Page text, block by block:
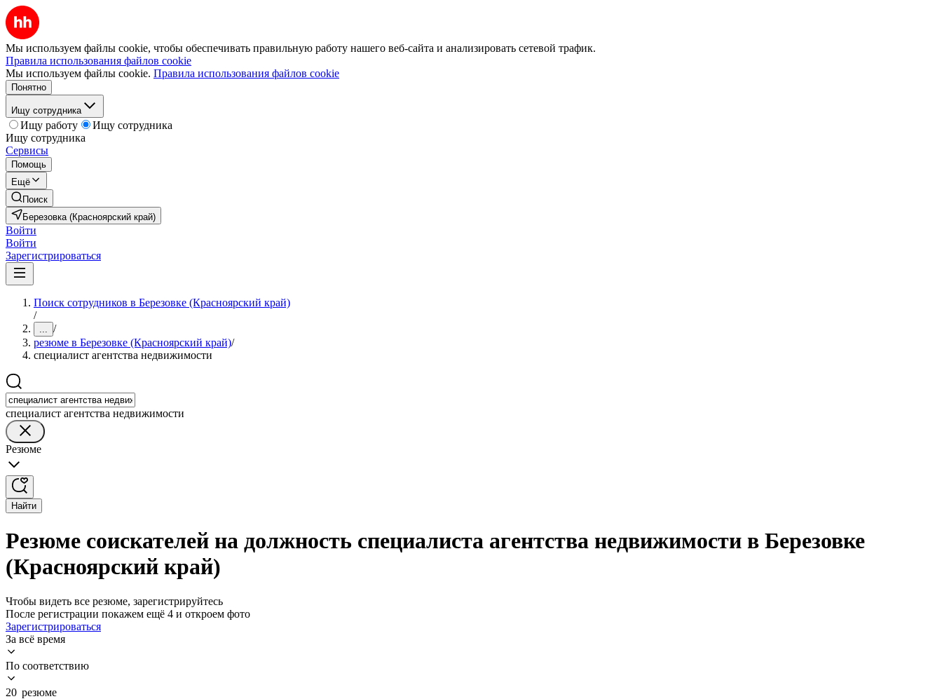
Мы используем файлы cookie, чтобы обеспечивать правильную работу нашего веб-сайта и анализировать сетевой трафик.
Правила использования файлов cookie
Мы используем файлы cookie. Правила использования файлов cookie
Понятно
Ищу сотрудника
Ищу работу
Ищу сотрудника
Ищу сотрудника
Сервисы
Помощь
Ещё
Поиск
Березовка (Красноярский край)
Войти
Войти
Зарегистрироваться
Поиск сотрудников в Березовке (Красноярский край)
/
... /
резюме в Березовке (Красноярский край)/
специалист агентства недвижимости
специалист агентства недвижимости
Резюме
Найти
Резюме соискателей на должность специалиста агентства недвижимости в Березовке
(Красноярский край)
Чтобы видеть все резюме, зарегистрируйтесь
После регистрации покажем ещё 4 и откроем фото
Зарегистрироваться
За всё время
По соответствию
20 резюме